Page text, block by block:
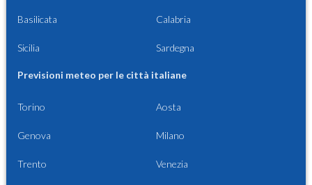
Basilicata Calabria
Sicilia Sardegna
Previsioni meteo per le città italiane
Torino Aosta
Genova Milano
Trento Venezia